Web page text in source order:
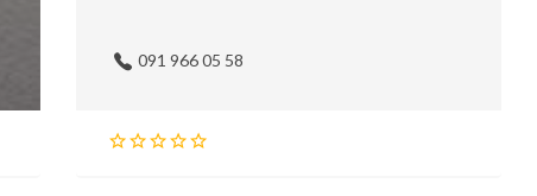
091 966 05 58